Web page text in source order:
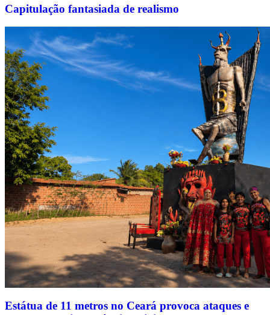
Capitulação fantasiada de realismo
Estátua de 11 metros no Ceará provoca ataques e